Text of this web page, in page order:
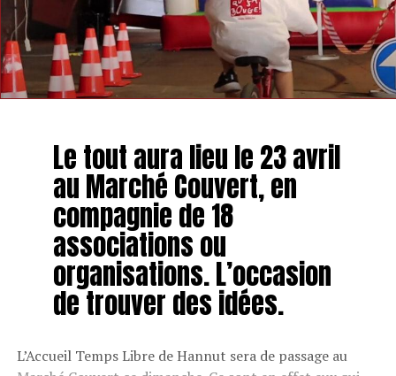
Le tout aura lieu le 23 avril
au Marché Couvert, en
compagnie de 18
associations ou
organisations. L’occasion
de trouver des idées.
L’Accueil Temps Libre de Hannut sera de passage au